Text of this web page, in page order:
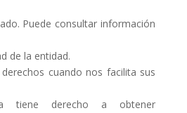
Puede consultar información
de la entidad.
cuando nos facilita sus
tiene derecho a obtener